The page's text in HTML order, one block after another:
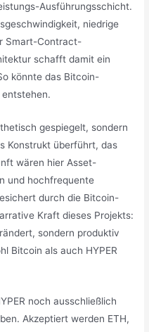
Ausführungsschicht.
niedrige
Smart-Contract-
schafft damit ein
könnte das Bitcoin-
gespiegelt, sondern
Konstrukt überführt, das
wären hier Asset-
und hochfrequente
durch die Bitcoin-
Kraft dieses Projekts:
sondern produktiv
Bitcoin als auch HYPER
noch ausschließlich
Akzeptiert werden ETH,